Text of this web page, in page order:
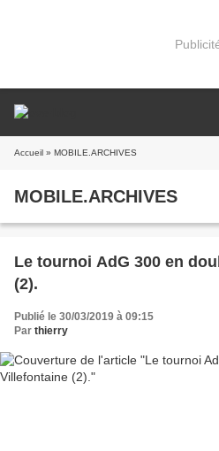
Accueil » MOBILE.ARCHIVES
MOBILE.ARCHIVES
Le tournoi AdG 300 en
(2).
Publié le 30/03/2019 à 09:15
Par thierry